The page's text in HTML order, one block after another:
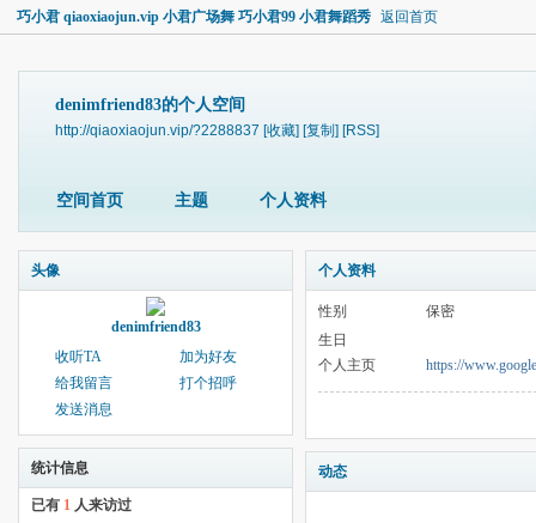
巧小君 qiaoxiaojun.vip 小君广场舞 巧小君99 小君舞蹈秀 返回首页
denimfriend83的个人空间
http://qiaoxiaojun.vip/?2288837 [收藏] [复制] [RSS]
空间首页 主题 个人资料
头像
denimfriend83
收听TA
加为好友
给我留言
打个招呼
发送消息
统计信息
已有 1 人来访过
个人资料
性别
保密
生日
个人主页
https://
动态